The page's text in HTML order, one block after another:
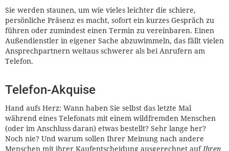
Sie werden staunen, um wie vieles leichter die schiere,
persönliche Präsenz es macht, sofort ein kurzes Gespräch zu
führen oder zumindest einen Termin zu vereinbaren. Einen
Außendienstler in eigener Sache abzuwimmeln, das fällt vielen
Ansprechpartnern weitaus schwerer als bei Anrufern am
Telefon.
Telefon-Akquise
Hand aufs Herz: Wann haben Sie selbst das letzte Mal
während eines Telefonats mit einem wildfremden Menschen
(oder im Anschluss daran) etwas bestellt? Sehr lange her?
Noch nie? Und warum sollen Ihrer Meinung nach andere
Menschen mit ihrer Kaufentscheidung ausgerechnet auf Ihren